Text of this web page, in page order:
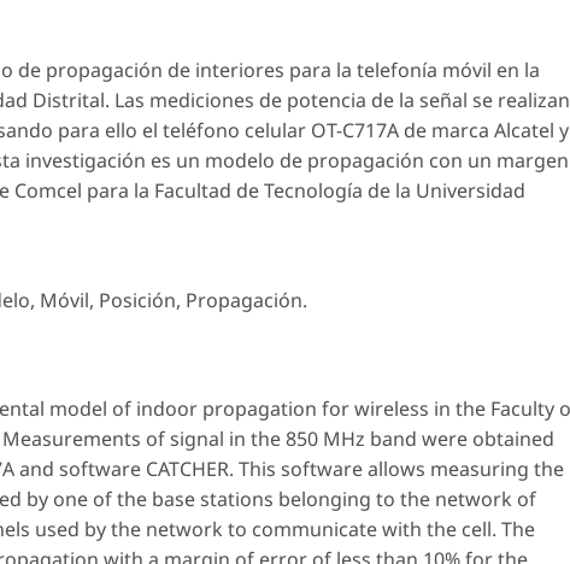
de propagación de interiores para la telefonía móvil en la
Distrital. Las mediciones de potencia de la señal se realizan
para ello el teléfono celular OT-C717A de marca Alcatel y
investigación es un modelo de propagación con un margen
para la Facultad de Tecnología de la Universidad
Móvil, Posición, Propagación.
model of indoor propagation for wireless in the Faculty
of signal in the 850 MHz band were obtained
and software CATCHER. This software allows measuring the
by one of the base stations belonging to the network of
used by the network to communicate with the cell. The